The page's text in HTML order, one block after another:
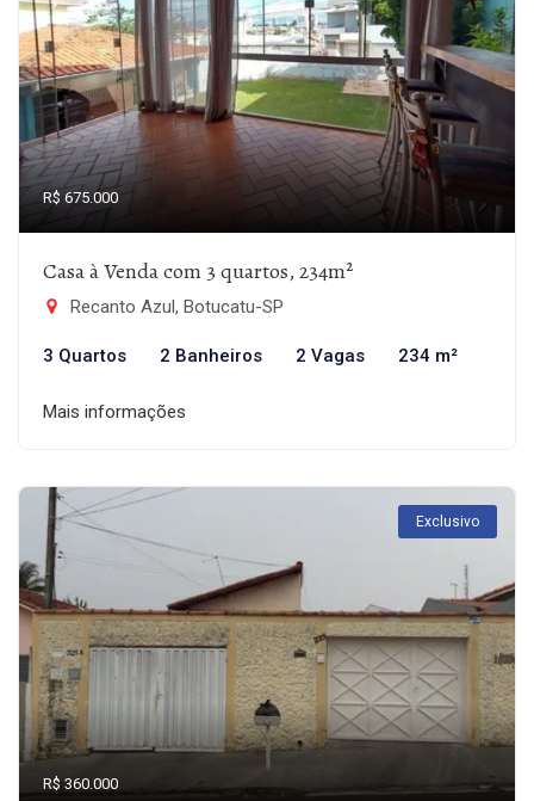
R$ 675.000
Casa à Venda com 3 quartos, 234m²
Recanto Azul, Botucatu-SP
3 Quartos 2 Banheiros 2 Vagas 234 m²
Mais informações
Exclusivo
R$ 360.000